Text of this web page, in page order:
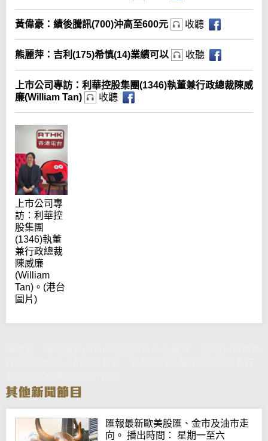
黃偉豪：績後騰訊(700)沖高至600元 收聽
熊麗萍：吉利(175)希慎(14)業績可以 收聽
上市公司專訪：利華控股集團(1346)執董兼行政總裁陳威
廉(William Tan)
收聽
上市公司專
訪：利華控
股集團
(1346)執董
兼行政總裁
陳威廉
(William
Tan)。(港台
圖片)
匯報最新歐美股匯、金市及油市走
向。 播出時間： 星期一至六